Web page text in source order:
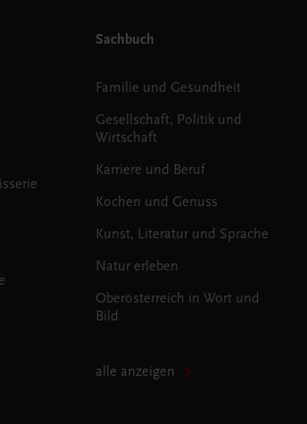
Sachbuch
Familie und Gesundheit
Gesellschaft, Politik und
Wirtschaft
Karriere und Beruf
Kochen und Genuss
Kunst, Literatur und Sprache
Natur erleben
Oberösterreich in Wort und
Bild
alle anzeigen